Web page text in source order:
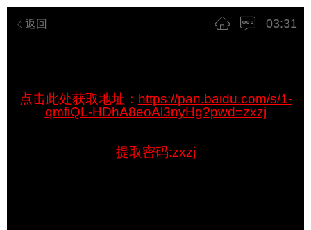
03:31
返回
点击此处获取地址： https://pan.baidu.com/s/1-
qmfiQL-HDhA8eoAl3nyHg?pwd=zxzj
提取密码:zxzj